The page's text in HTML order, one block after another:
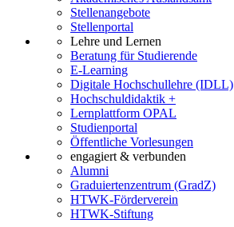
Stellenangebote
Stellenportal
Lehre und Lernen
Beratung für Studierende
E-Learning
Digitale Hochschullehre (IDLL)
Hochschuldidaktik +
Lernplattform OPAL
Studienportal
Öffentliche Vorlesungen
engagiert & verbunden
Alumni
Graduiertenzentrum (GradZ)
HTWK-Förderverein
HTWK-Stiftung